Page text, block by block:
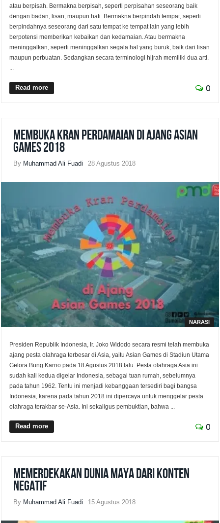
atau berpisah. Bermakna berpisah, seperti perpisahan seseorang baik
dengan badan, lisan, maupun hati. Bermakna berpindah tempat, seperti
berpindahnya seseorang dari satu tempat ke tempat lain yang lebih
berpotensi memberikan kebaikan dan kedamaian. Atau bermakna
meninggalkan, seperti meninggalkan segala hal yang buruk, baik dari lisan
maupun perbuatan. Sedangkan secara terminologi hijrah memiliki dua arti.
...
Read more 0
Membuka Kran Perdamaian di Ajang Asian
Games 2018
By Muhammad Ali Fuadi 28 Agustus 2018
NARASI
Presiden Republik Indonesia, Ir. Joko Widodo secara resmi telah membuka
ajang pesta olahraga terbesar di Asia, yaitu Asian Games di Stadiun Utama
Gelora Bung Karno pada 18 Agustus 2018 lalu. Pesta olahraga Asia ini
sudah kali kedua digelar Indonesia, sebagai tuan rumah, sebelumnya
pada tahun 1962. Tentu ini menjadi kebanggaan tersediri bagi bangsa
Indonesia, karena pada tahun 2018 ini dipercaya untuk menggelar pesta
olahraga terakbar se-Asia. Ini sekaligus pembuktian, bahwa ...
Read more 0
Memerdekakan Dunia Maya dari Konten
Negatif
By Muhammad Ali Fuadi 15 Agustus 2018